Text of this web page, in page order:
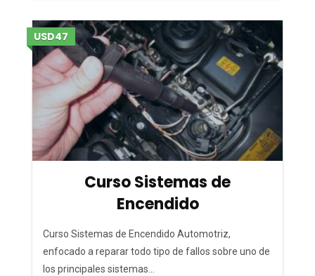
USD47
Curso Sistemas de
Encendido
Curso Sistemas de Encendido Automotriz,
enfocado a reparar todo tipo de fallos sobre uno de
los principales sistemas...